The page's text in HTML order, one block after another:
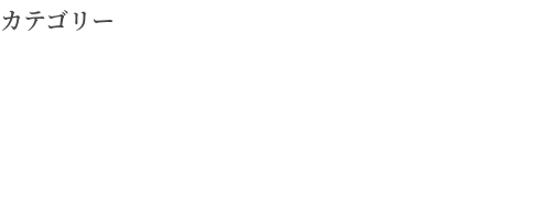
カテゴリー